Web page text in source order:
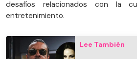
desafíos relacionados con la
entretenimiento.
Lee También